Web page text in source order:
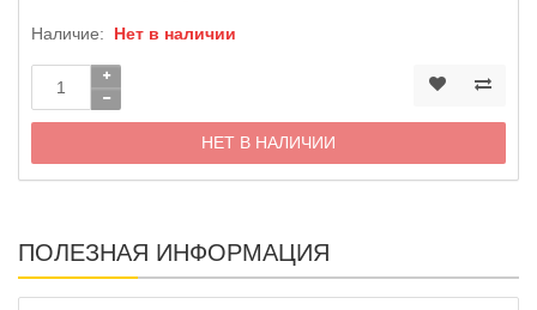
Наличие: Нет в наличии
НЕТ В НАЛИЧИИ
ПОЛЕЗНАЯ ИНФОРМАЦИЯ